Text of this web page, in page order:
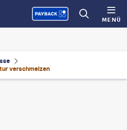
MENÜ
verschmelzen